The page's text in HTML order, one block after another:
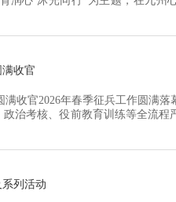
收官
收官2026年春季征兵工作圆满落
治考核、役前教育训练等全流程
列活动